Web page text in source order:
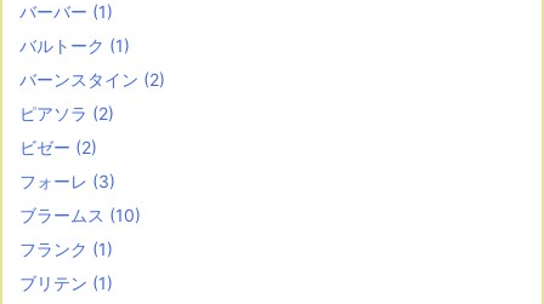
バーバー (1)
バルトーク (1)
バーンスタイン (2)
ピアソラ (2)
ビゼー (2)
フォーレ (3)
ブラームス (10)
フランク (1)
ブリテン (1)